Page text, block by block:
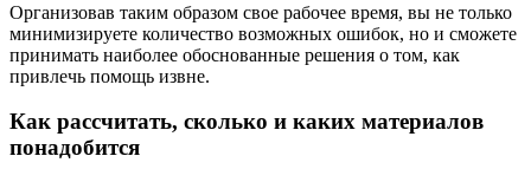
Организовав таким образом свое рабочее время, вы не только
минимизируете количество возможных ошибок, но и сможете
принимать наиболее обоснованные решения о том, как
привлечь помощь извне.
Как рассчитать, сколько и каких материалов
понадобится